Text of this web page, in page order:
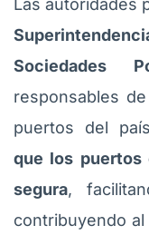
Las autoridades
Sociedades
responsables
puertos del
que los puertos
segura,
contribuyendo